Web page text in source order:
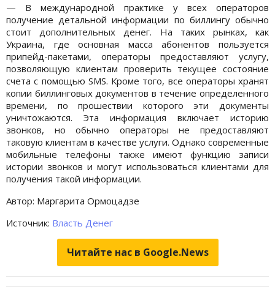
— В международной практике у всех операторов
получение детальной информации по биллингу обычно
стоит дополнительных денег. На таких рынках, как
Украина, где основная масса абонентов пользуется
припейд-пакетами, операторы предоставляют услугу,
позволяющую клиентам проверить текущее состояние
счета с помощью SMS. Кроме того, все операторы хранят
копии биллинговых документов в течение определенного
времени, по прошествии которого эти документы
уничтожаются. Эта информация включает историю
звонков, но обычно операторы не предоставляют
таковую клиентам в качестве услуги. Однако современные
мобильные телефоны также имеют функцию записи
истории звонков и могут использоваться клиентами для
получения такой информации.
Автор: Маргарита Ормоцадзе
Источник: Власть Денег
Читайте нас в Google.News